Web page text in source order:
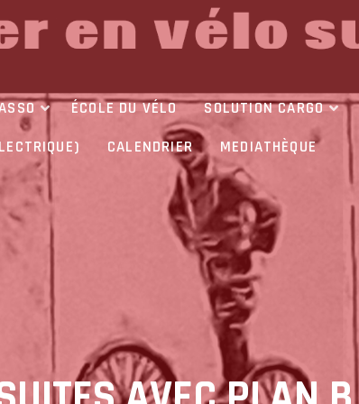
ÉCOLE DU VÉLO SOLUTION CARGO
CALENDRIER MEDIATHÈQUE